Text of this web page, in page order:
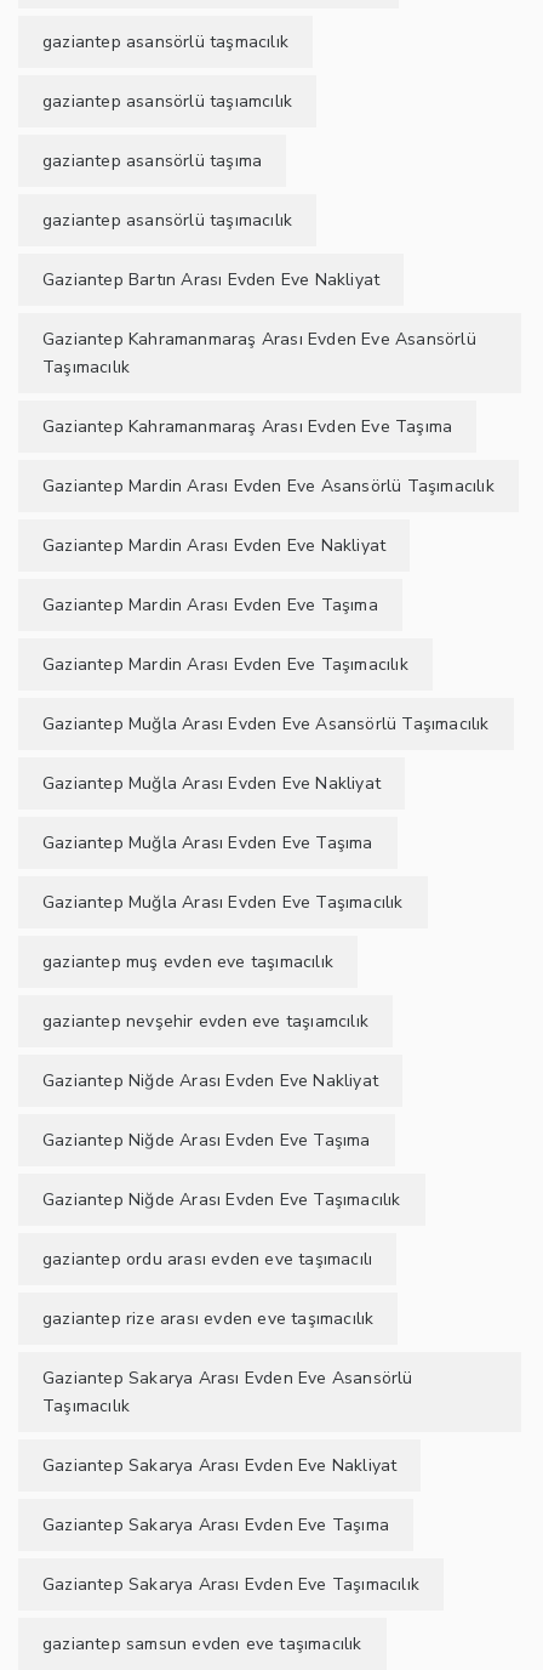
gaziantep asansörlü taşmacılık
gaziantep asansörlü taşıamcılık
gaziantep asansörlü taşıma
gaziantep asansörlü taşımacılık
Gaziantep Bartın Arası Evden Eve Nakliyat
Gaziantep Kahramanmaraş Arası Evden Eve Asansörlü
Taşımacılık
Gaziantep Kahramanmaraş Arası Evden Eve Taşıma
Gaziantep Mardin Arası Evden Eve Asansörlü Taşımacılık
Gaziantep Mardin Arası Evden Eve Nakliyat
Gaziantep Mardin Arası Evden Eve Taşıma
Gaziantep Mardin Arası Evden Eve Taşımacılık
Gaziantep Muğla Arası Evden Eve Asansörlü Taşımacılık
Gaziantep Muğla Arası Evden Eve Nakliyat
Gaziantep Muğla Arası Evden Eve Taşıma
Gaziantep Muğla Arası Evden Eve Taşımacılık
gaziantep muş evden eve taşımacılık
gaziantep nevşehir evden eve taşıamcılık
Gaziantep Niğde Arası Evden Eve Nakliyat
Gaziantep Niğde Arası Evden Eve Taşıma
Gaziantep Niğde Arası Evden Eve Taşımacılık
gaziantep ordu arası evden eve taşımacılı
gaziantep rize arası evden eve taşımacılık
Gaziantep Sakarya Arası Evden Eve Asansörlü
Taşımacılık
Gaziantep Sakarya Arası Evden Eve Nakliyat
Gaziantep Sakarya Arası Evden Eve Taşıma
Gaziantep Sakarya Arası Evden Eve Taşımacılık
gaziantep samsun evden eve taşımacılık